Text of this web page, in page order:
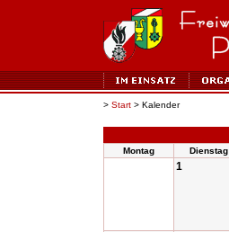
> Start > Kalender
Montag Dienstag
1